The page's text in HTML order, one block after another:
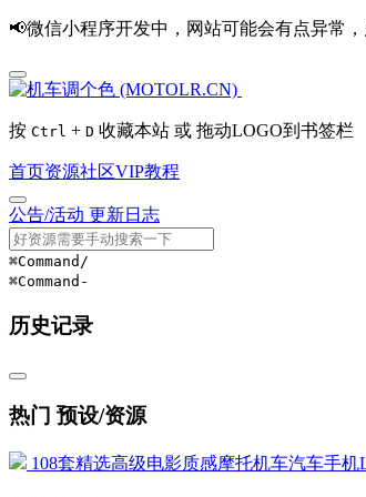
📢微信小程序开发中，网站可能会有点异常
按 Ctrl + D 收藏本站 或 拖动LOGO到书签栏
首页资源社区VIP教程
公告/活动 更新日志
⌘Command /
⌘Command -
历史记录
热门 预设/资源
108套精选高级电影质感摩托机车汽车手